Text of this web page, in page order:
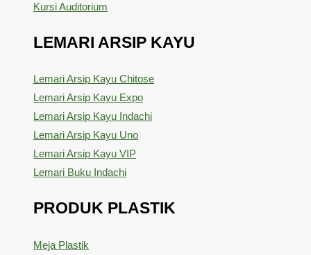
Kursi Auditorium
LEMARI ARSIP KAYU
Lemari Arsip Kayu Chitose
Lemari Arsip Kayu Expo
Lemari Arsip Kayu Indachi
Lemari Arsip Kayu Uno
Lemari Arsip Kayu VIP
Lemari Buku Indachi
PRODUK PLASTIK
Meja Plastik